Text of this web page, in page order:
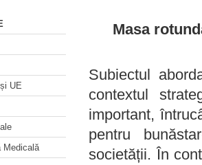
UE
Medicală
Masa
Subiectul
contextul
important,
pentru
societății. În